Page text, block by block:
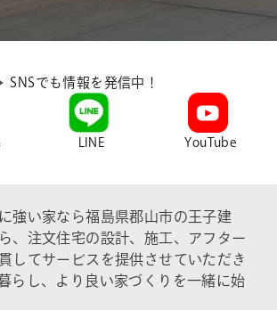
SNSでも情報を発信中！
LINE YouTube
強い家なら福島県郡山市の王子建
、注文住宅の設計、施工、アフター
してサービスを提供させていただき
らし、より良い家づくりを一緒に始